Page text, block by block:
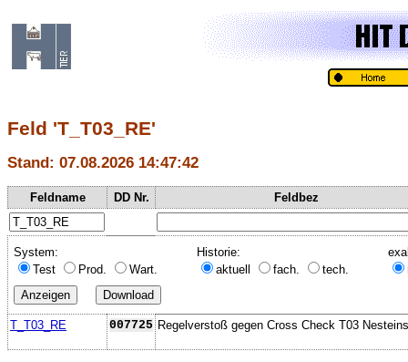
Feld 'T_T03_RE'
Stand: 07.08.2026 14:47:42
Feldname DD Nr. Feldbez
System:
Test
Prod. Wart.
Historie:
aktuell
fach. tech.
T_T03_RE 007725 Regelverstoß gegen Cross Check T03